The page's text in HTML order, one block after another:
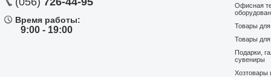
Время работы:
9:00 - 19:00
Офисная
Товары
Товары
Подарки,
сувениры
Хозтовары